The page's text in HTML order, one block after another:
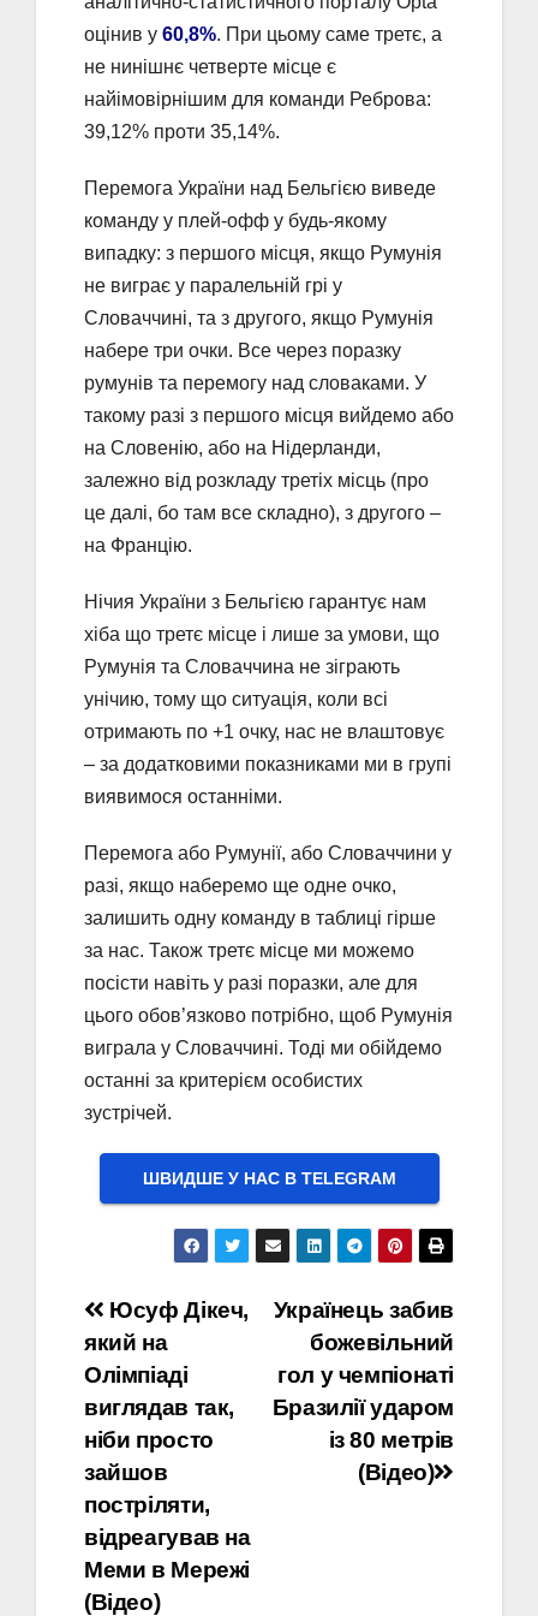
оцінив у 60,8%. При цьому саме третє, а
не нинішнє четверте місце є
найімовірнішим для команди Реброва:
39,12% проти 35,14%.
Перемога України над Бельгією виведе
команду у плей-офф у будь-якому
випадку: з першого місця, якщо Румунія
не виграє у паралельній грі у
Словаччині, та з другого, якщо Румунія
набере три очки. Все через поразку
румунів та перемогу над словаками. У
такому разі з першого місця вийдемо або
на Словенію, або на Нідерланди,
залежно від розкладу третіх місць (про
це далі, бо там все складно), з другого –
на Францію.
Нічия України з Бельгією гарантує нам
хіба що третє місце і лише за умови, що
Румунія та Словаччина не зіграють
унічию, тому що ситуація, коли всі
отримають по +1 очку, нас не влаштовує
– за додатковими показниками ми в групі
виявимося останніми.
Перемога або Румунії, або Словаччини у
разі, якщо наберемо ще одне очко,
залишить одну команду в таблиці гірше
за нас. Також третє місце ми можемо
посісти навіть у разі поразки, але для
цього обов’язково потрібно, щоб Румунія
виграла у Словаччині. Тоді ми обійдемо
останні за критерієм особистих
зустрічей.
ШВИДШЕ У НАС В ТELEGRAM
Навігація
записів
Українець забив
божевільний
гол у чемпіонаті
Бразилії ударом
із 80 метрів
(Відео)
Юсуф Дікеч,
який на
Олімпіаді
виглядав так,
ніби просто
зайшов
постріляти,
відреагував на
Меми в Мережі
(Відео)